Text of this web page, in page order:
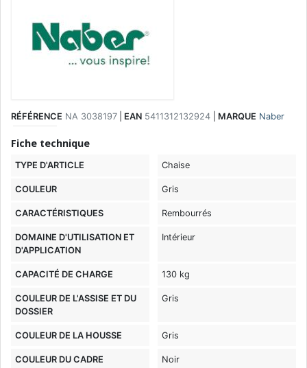
RÉFÉRENCE NA 3038197 EAN 5411312132924 MARQUE Naber
Fiche technique
TYPE D'ARTICLE Chaise
COULEUR Gris
CARACTÉRISTIQUES Rembourrés
DOMAINE D'UTILISATION ET
D'APPLICATION
Intérieur
CAPACITÉ DE CHARGE 130 kg
COULEUR DE L'ASSISE ET DU
DOSSIER
Gris
COULEUR DE LA HOUSSE Gris
COULEUR DU CADRE Noir